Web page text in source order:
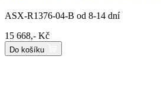
ASX-R1376-04-B od 8-14 dní
15 668,- Kč
Do košíku